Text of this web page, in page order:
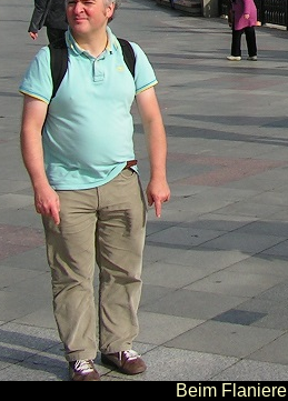
Beim